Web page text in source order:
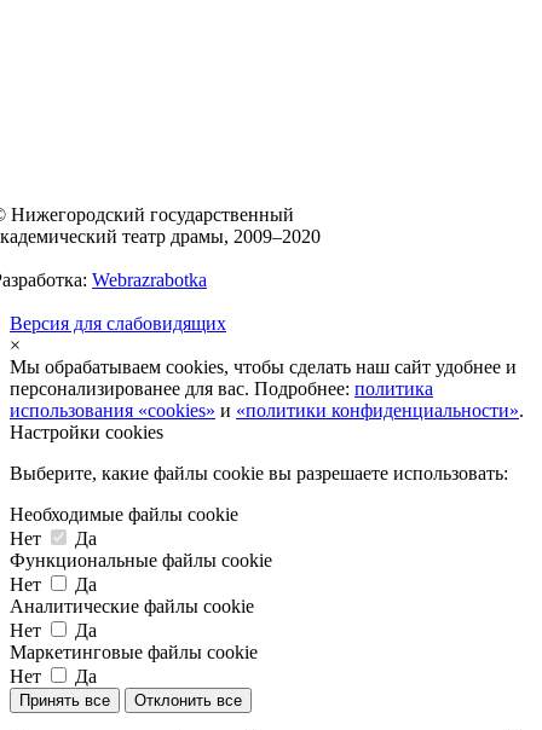
Нижегородский государственный
театр драмы, 2009–2020
Webrazrabotka
Версия для слабовидящих
×
Мы обрабатываем cookies, чтобы сделать наш сайт удобнее и
персонализированее для вас. Подробнее: политика
использования «cookies» и «политики конфиденциальности».
Настройки cookies
Выберите, какие файлы cookie вы разрешаете использовать:
Необходимые файлы cookie
Нет
Да
Функциональные файлы cookie
Нет
Да
Аналитические файлы cookie
Нет
Да
Маркетинговые файлы cookie
Нет
Да
Принять все Отклонить все